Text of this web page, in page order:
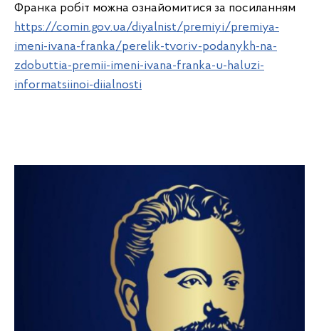
Франка робіт можна ознайомитися за посиланням
https://comin.gov.ua/diyalnist/premiyi/premiya-
imeni-ivana-franka/perelik-tvoriv-podanykh-na-
zdobuttia-premii-imeni-ivana-franka-u-haluzi-
informatsiinoi-diialnosti